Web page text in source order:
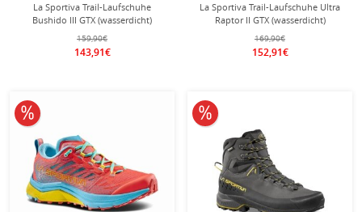
La Sportiva Trail-Laufschuhe
Bushido III GTX (wasserdicht)
schwarz/gelb Herren
159,90€
143,91€
La Sportiva Trail-Laufschuhe Ultra
Raptor II GTX (wasserdicht)
sturmblau/lime Herren
169,90€
152,91€
10% reduziert 10% reduziert